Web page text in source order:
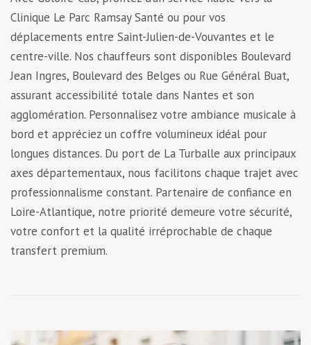
Clinique Le Parc Ramsay Santé ou pour vos
déplacements entre Saint-Julien-de-Vouvantes et le
centre-ville. Nos chauffeurs sont disponibles Boulevard
Jean Ingres, Boulevard des Belges ou Rue Général Buat,
assurant accessibilité totale dans Nantes et son
agglomération. Personnalisez votre ambiance musicale à
bord et appréciez un coffre volumineux idéal pour
longues distances. Du port de La Turballe aux principaux
axes départementaux, nous facilitons chaque trajet avec
professionnalisme constant. Partenaire de confiance en
Loire-Atlantique, notre priorité demeure votre sécurité,
votre confort et la qualité irréprochable de chaque
transfert premium.